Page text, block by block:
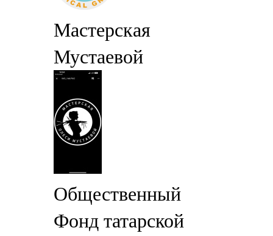
Мастерская
Мустаевой
Общественный
Фонд татарской